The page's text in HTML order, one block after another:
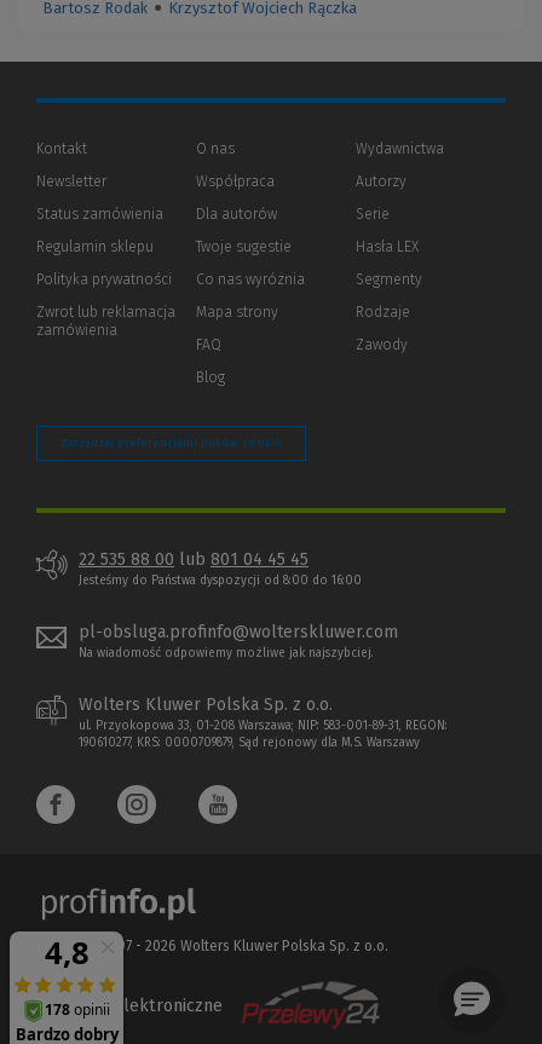
Bartosz Rodak ● Krzysztof Wojciech Rączka
Kontakt
Newsletter
Status zamówienia
Regulamin sklepu
Polityka prywatności (Nowe
(Link
innej
Zwrot lub reklamacja
zamówienia
O nas
Współpraca
Dla autorów(Nowe
(Link
innej
strony)
Twoje sugestie
Co nas wyróżnia
Mapa strony
FAQ
Blog
Wydawnictwa
Autorzy
Serie
Hasła LEX
Segmenty
Rodzaje
Zawody
Zarządzaj preferencjami plików cookie
22 535 88 00 lub 801 04 45 45
Jesteśmy do Państwa dyspozycji od 8:00 do 16:00
pl-obsluga.profinfo@wolterskluwer.com
Na wiadomość odpowiemy możliwe jak najszybciej.
Wolters Kluwer Polska Sp. z o.o.
ul. Przyokopowa 33, 01-208 Warszawa; NIP: 583-001-89-31, REGON:
190610277, KRS: 0000709879, Sąd rejonowy dla M.S. Warszawy
Copyright 1997 - 2026 Wolters Kluwer Polska Sp. z o.o.
Płatności elektroniczne
(Nowe
(Link